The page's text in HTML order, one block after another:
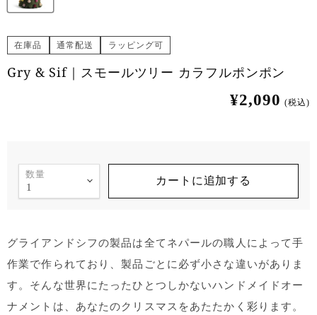
在庫品 通常配送 ラッピング可
Gry & Sif｜スモールツリー カラフルポンポン
¥2,090 (税込)
数量 カートに追加する
グライアンドシフの製品は全てネパールの職人によって手
作業で作られており、製品ごとに必ず小さな違いがありま
す。そんな世界にたったひとつしかないハンドメイドオー
ナメントは、あなたのクリスマスをあたたかく彩ります。